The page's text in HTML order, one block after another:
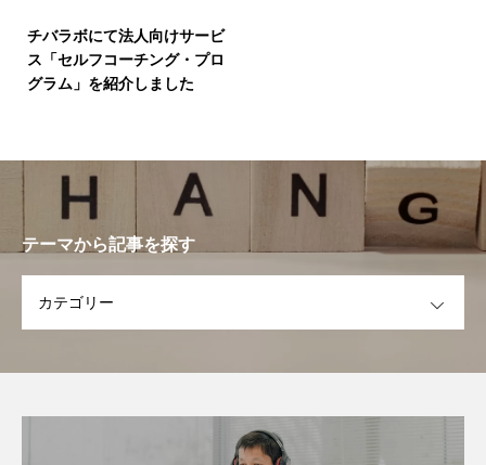
チバラボにて法人向けサービ
ス「セルフコーチング・プロ
グラム」を紹介しました
テーマから記事を探す